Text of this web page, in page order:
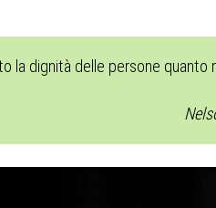
la dignità delle persone